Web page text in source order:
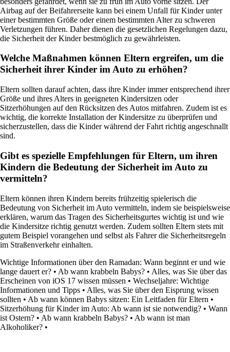
Airbag auf der Beifahrerseite kann bei einem Unfall für Kinder unter
einer bestimmten Größe oder einem bestimmten Alter zu schweren
Verletzungen führen. Daher dienen die gesetzlichen Regelungen dazu,
die Sicherheit der Kinder bestmöglich zu gewährleisten.
Welche Maßnahmen können Eltern ergreifen, um die
Sicherheit ihrer Kinder im Auto zu erhöhen?
Eltern sollten darauf achten, dass ihre Kinder immer entsprechend ihrer
Größe und ihres Alters in geeigneten Kindersitzen oder
Sitzerhöhungen auf den Rücksitzen des Autos mitfahren. Zudem ist es
wichtig, die korrekte Installation der Kindersitze zu überprüfen und
sicherzustellen, dass die Kinder während der Fahrt richtig angeschnallt
sind.
Gibt es spezielle Empfehlungen für Eltern, um ihren
Kindern die Bedeutung der Sicherheit im Auto zu
vermitteln?
Eltern können ihren Kindern bereits frühzeitig spielerisch die
Bedeutung von Sicherheit im Auto vermitteln, indem sie beispielsweise
erklären, warum das Tragen des Sicherheitsgurtes wichtig ist und wie
die Kindersitze richtig genutzt werden. Zudem sollten Eltern stets mit
gutem Beispiel vorangehen und selbst als Fahrer die Sicherheitsregeln
im Straßenverkehr einhalten.
Wichtige Informationen über den Ramadan: Wann beginnt er und wie
lange dauert er? • Ab wann krabbeln Babys? • Alles, was Sie über das
Erscheinen von iOS 17 wissen müssen • Wechseljahre: Wichtige
Informationen und Tipps • Alles, was Sie über den Eisprung wissen
sollten • Ab wann können Babys sitzen: Ein Leitfaden für Eltern •
Sitzerhöhung für Kinder im Auto: Ab wann ist sie notwendig? • Wann
ist Ostern? • Ab wann krabbeln Babys? • Ab wann ist man
Alkoholiker? •